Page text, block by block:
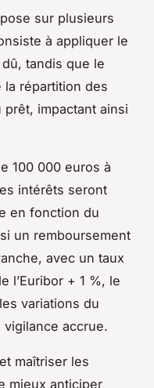
sur plusieurs
à appliquer le
tandis que le
la répartition des
impactant ainsi
100 000 euros à
intérêts seront
en fonction du
un remboursement
avec un taux
l’Euribor + 1 %, le
variations du
accrue.
maîtriser les
mieux anticiper